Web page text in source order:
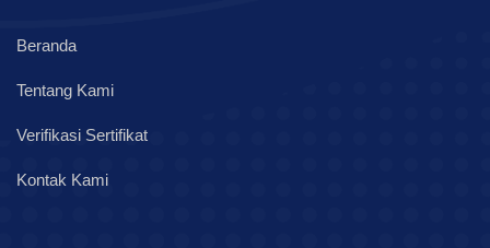
Beranda
Tentang Kami
Verifikasi Sertifikat
Kontak Kami